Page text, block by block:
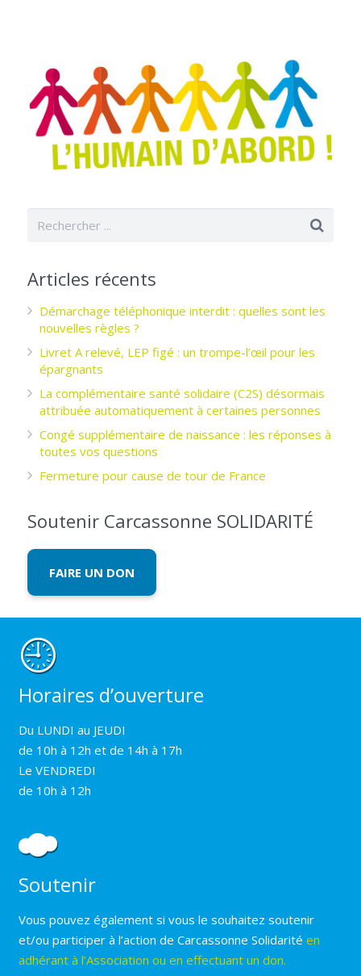
Articles récents
Démarchage téléphonique interdit : quelles sont les
nouvelles règles ?
Livret A relevé, LEP figé : un trompe-l’œil pour les
épargnants ­
La complémentaire santé solidaire (C2S) désormais
attribuée automatiquement à certaines personnes
Congé supplémentaire de naissance : les réponses à
toutes vos questions
Fermeture pour cause de tour de France
Soutenir Carcassonne SOLIDARITÉ
FAIRE UN DON
Horaires d’ouverture
Du LUNDI au JEUDI
de 10h à 12h et de 14h à 17h
Le VENDREDI
de 10h à 12h
Soutenir
Vous pouvez également si vous le souhaitez soutenir
et/ou participer à l’action de Carcassonne Solidarité en
adhérant à l’Association ou en effectuant un don.